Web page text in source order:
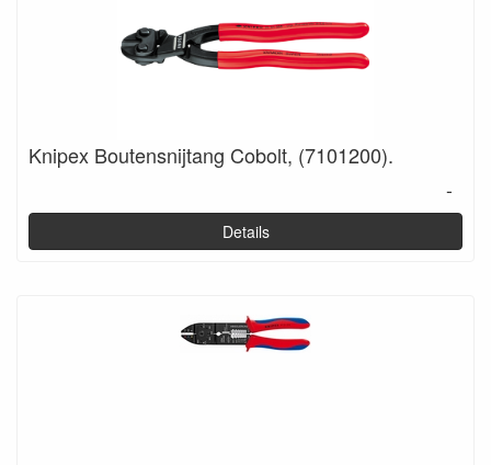
Knipex Boutensnijtang Cobolt, (7101200).
-
Details